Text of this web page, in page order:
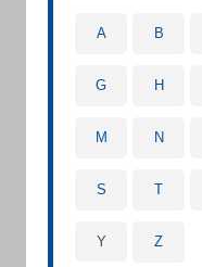
A B
G H
M N
S T
Y Z